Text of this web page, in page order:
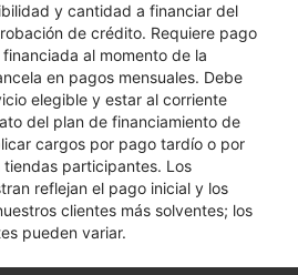
y cantidad a financiar del
de crédito. Requiere pago
al momento de la
en pagos mensuales. Debe
elegible y estar al corriente
del plan de financiamiento de
cargos por pago tardío o por
participantes. Los
reflejan el pago inicial y los
clientes más solventes; los
pueden variar.